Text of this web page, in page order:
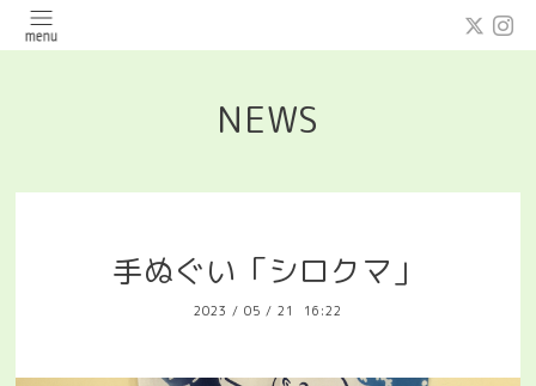
NEWS
手ぬぐい「シロクマ」
2023 / 05 / 21 16:22